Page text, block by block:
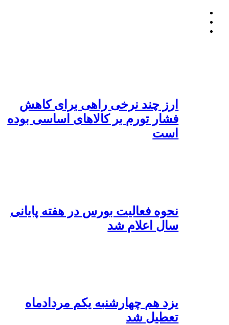
ارز چند نرخی راهی برای کاهش
فشار تورم بر کالاهای اساسی بوده
است
نحوه فعالیت بورس در هفته پایانی
سال اعلام شد
یزد هم چهارشنبه یکم مردادماه
تعطیل شد